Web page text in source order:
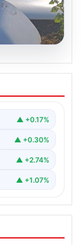
▲ +0.17%
▲ +0.30%
▲ +2.74%
▲ +1.07%